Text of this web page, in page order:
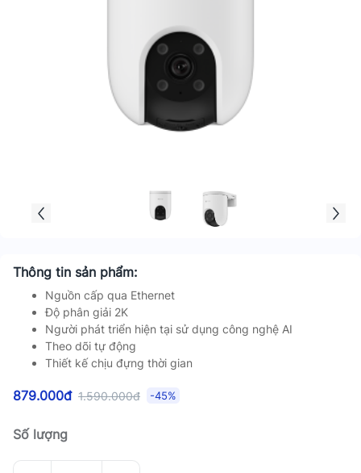
Thông tin sản phẩm:
Nguồn cấp qua Ethernet
Độ phân giải 2K
Người phát triển hiện tại sử dụng công nghệ AI
Theo dõi tự động
Thiết kế chịu đựng thời gian
879.000đ 1.590.000đ -45%
Số lượng